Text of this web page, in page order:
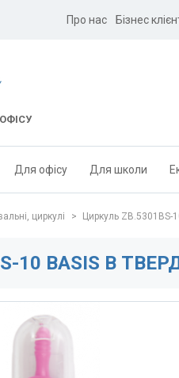
Про нас Бізнес
Для офісу Для школи
циркулі > Циркуль ZB.5301BS-
10 BASIS В